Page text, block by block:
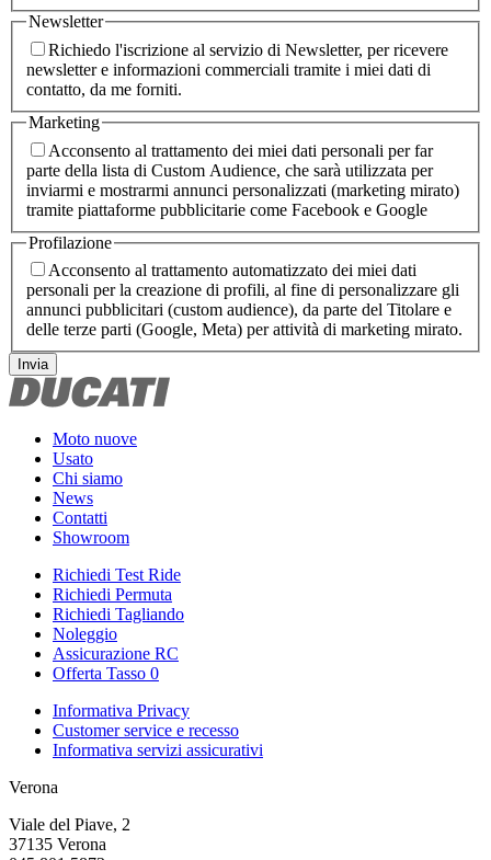
Newsletter
Richiedo l'iscrizione al servizio di Newsletter, per ricevere
newsletter e informazioni commerciali tramite i miei dati di
contatto, da me forniti.
Marketing
Acconsento al trattamento dei miei dati personali per far
parte della lista di Custom Audience, che sarà utilizzata per
inviarmi e mostrarmi annunci personalizzati (marketing mirato)
tramite piattaforme pubblicitarie come Facebook e Google
Profilazione
Acconsento al trattamento automatizzato dei miei dati
personali per la creazione di profili, al fine di personalizzare gli
annunci pubblicitari (custom audience), da parte del Titolare e
delle terze parti (Google, Meta) per attività di marketing mirato.
Invia
Moto nuove
Usato
Chi siamo
News
Contatti
Showroom
Richiedi Test Ride
Richiedi Permuta
Richiedi Tagliando
Noleggio
Assicurazione RC
Offerta Tasso 0
Informativa Privacy
Customer service e recesso
Informativa servizi assicurativi
Verona
Viale del Piave, 2
37135 Verona